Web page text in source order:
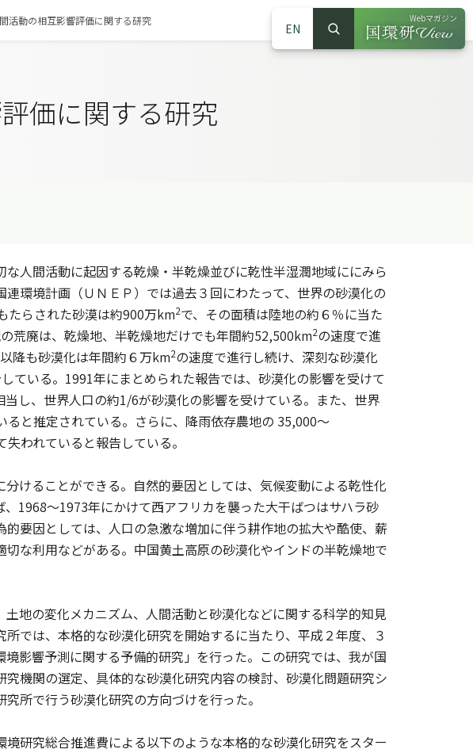
EN
サイト内検索
検索
Webマガジン
（別ウインドウ
活動の相互影響評価に関する研究
価に関する研究
人間活動に起因する乾燥・半乾燥並びに乾性半湿潤地域ににみら
環境計画（ＵＮＥＰ）では過去３回にわたって、世界の砂漠化の
たらされた砂漠は約900万km2で、その面積は陸地の約６％に当た
荒廃は、乾燥地、半乾燥地だけでも年間約52,500km2の速度で進
降も砂漠化は年間約６万km2の速度で進行し続け、深刻な砂漠化
ている。1991年にまとめられた報告では、砂漠化の影響を受けて
し、世界人口の約1/6が砂漠化の影響を受けている。また、世界
ると推定されている。さらに、降雨依存農地の 35,000〜
われていると報告している。
けることができる。自然的要因としては、気候変動による乾性化
1968〜1973年にかけて西アフリカを襲った大干ばつはサハラ砂
要因としては、人口の急激な増加に伴う耕作地の拡大や酷使、薪
な利用などがある。中国黄土高原の砂漠化やインドの半乾燥地で
地の変化メカニズム、人間活動と砂漠化などに関する科学的知見
では、本格的な砂漠化研究を開始するに当たり、平成２年度、３
影響予測に関する予備的研究」を行った。この研究では、我が国
機関の選定、具体的な砂漠化研究内容の検討、砂漠化問題研究シ
所で行う砂漠化研究の方向づけを行った。
研究総合推進費による以下のような本格的な砂漠化研究をスター